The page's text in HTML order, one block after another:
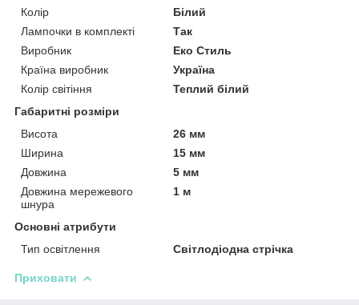
Колір
Білий
Лампочки в комплекті
Так
Виробник
Еко Стиль
Країна виробник
Україна
Колір світіння
Теплий білий
Габаритні розміри
Висота
26 мм
Ширина
15 мм
Довжина
5 мм
Довжина мережевого
шнура
1 м
Основні атрибути
Тип освітлення
Світлодіодна стрічка
Приховати